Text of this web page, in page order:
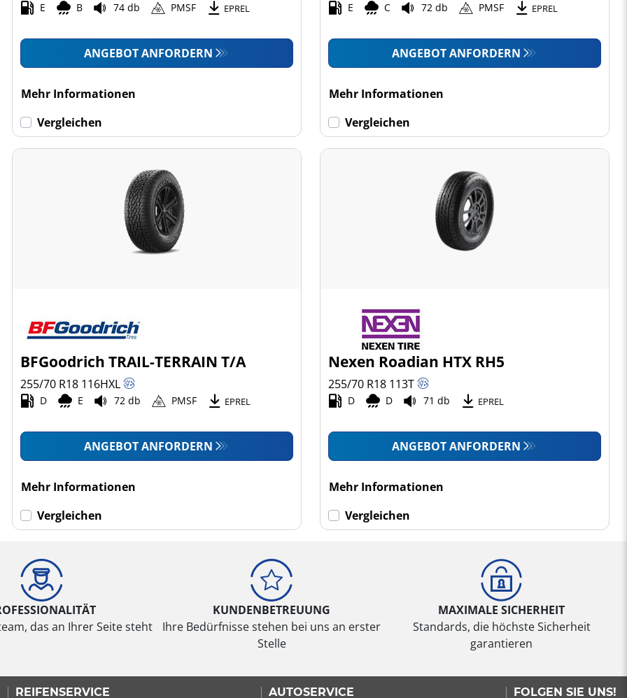
E B 74 db PMSF EPREL
ANGEBOT ANFORDERN
Mehr Informationen
Vergleichen
E C 72 db PMSF EPREL
ANGEBOT ANFORDERN
Mehr Informationen
Vergleichen
BFGoodrich TRAIL-TERRAIN T/A
255/70 R18 116HXL
D E 72 db PMSF EPREL
ANGEBOT ANFORDERN
Mehr Informationen
Vergleichen
Nexen Roadian HTX RH5
255/70 R18 113T
D D 71 db EPREL
ANGEBOT ANFORDERN
Mehr Informationen
Vergleichen
das an Ihrer Seite steht
KUNDENBETREUUNG
Ihre Bedürfnisse stehen bei uns an erster
Stelle
MAXIMALE SICHERHEIT
Standards, die höchste Sicherheit
garantieren
REIFENSERVICE AUTOSERVICE FOLGEN SIE UNS!